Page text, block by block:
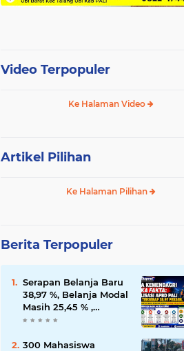
Video Terpopuler
Ke Halaman Video
Artikel Pilihan
Ke Halaman Pilihan
Berita Terpopuler
Serapan Belanja Baru
38,97 %, Belanja Modal
Masih 25,45 % ,
Percepatan
Dipertanyakan
300 Mahasiswa